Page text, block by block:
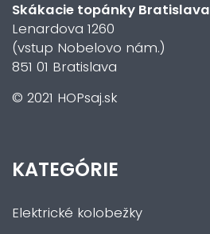
Skákacie topánky Bratislava
Lenardova 1260
(vstup Nobelovo nám.)
851 01 Bratislava
© 2021 HOPsaj.sk
KATEGÓRIE
Elektrické kolobežky